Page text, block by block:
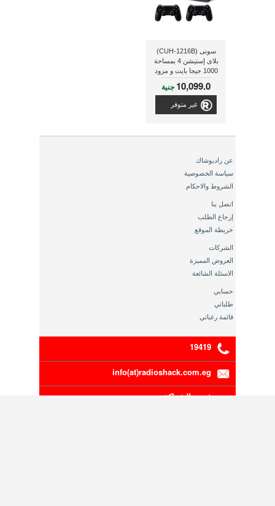
سونى (CUH-1216B)
بلاى إستيشن 4 بمساحة
1000 جيجا بايت و مزود
بذراعين تحكم ذو لون
أسود
10,099.0 جنية
غير متوفر
عن راديوشاك
سياسة الخصوصية
الشروط والاحكام
اتصل بنا
إرجاع الطلب
خريطة الموقع
الشركات
العروض المميزة
الاسئلة الشائعة
حسابي
طلباتي
قائمة رغباتي
19419
info(at)radioshack.com.eg
فرص الشراكة